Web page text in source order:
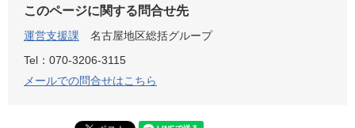
このページに関する問合せ先
運営支援課
名古屋地区総括グループ
Tel：070-3206-3115
メールでの問合せはこちら